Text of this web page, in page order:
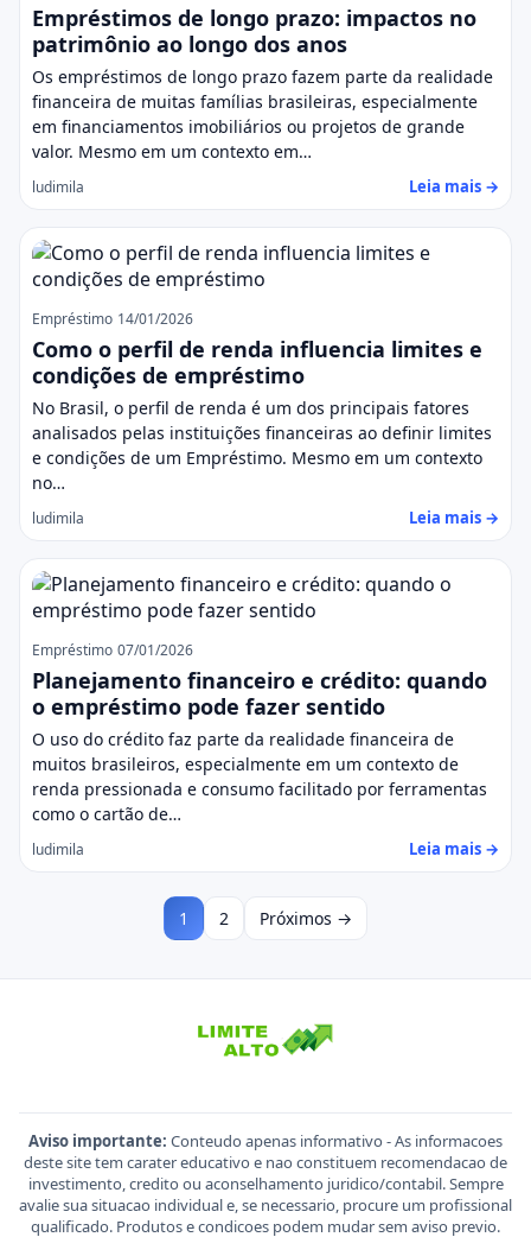
Empréstimos de longo prazo: impactos no
patrimônio ao longo dos anos
Os empréstimos de longo prazo fazem parte da realidade
financeira de muitas famílias brasileiras, especialmente
em financiamentos imobiliários ou projetos de grande
valor. Mesmo em um contexto em…
ludimila Leia mais →
Empréstimo 14/01/2026
Como o perfil de renda influencia limites e
condições de empréstimo
No Brasil, o perfil de renda é um dos principais fatores
analisados pelas instituições financeiras ao definir limites
e condições de um Empréstimo. Mesmo em um contexto
no…
ludimila Leia mais →
Empréstimo 07/01/2026
Planejamento financeiro e crédito: quando
o empréstimo pode fazer sentido
O uso do crédito faz parte da realidade financeira de
muitos brasileiros, especialmente em um contexto de
renda pressionada e consumo facilitado por ferramentas
como o cartão de…
ludimila Leia mais →
1 2 Próximos →
Aviso importante: Conteudo apenas informativo - As informacoes
deste site tem carater educativo e nao constituem recomendacao de
investimento, credito ou aconselhamento juridico/contabil. Sempre
avalie sua situacao individual e, se necessario, procure um profissional
qualificado. Produtos e condicoes podem mudar sem aviso previo.